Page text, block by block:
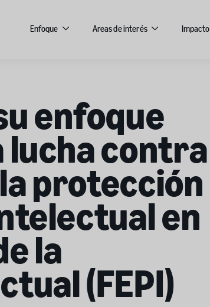
Enfoque Areas de interés Impacto
enfoque
lucha contra
protección
en
la
(FEPI)